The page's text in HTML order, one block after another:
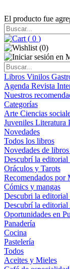
El producto fue
( 0 )
(0)
Libros Vinilos
Agenda Revista
Nuestros
Categorías
Arte Ciencias
Juveniles Literatura
Novedades
Todos los libros
Novedades de
Descubrí la
Oráculos y Tarots
Recomendados por
Cómics y mangas
Descubri la editorial
Descubrí la
Oportunidades en
Panadería
Cocina
Pastelería
Todos
Aceites y Mieles